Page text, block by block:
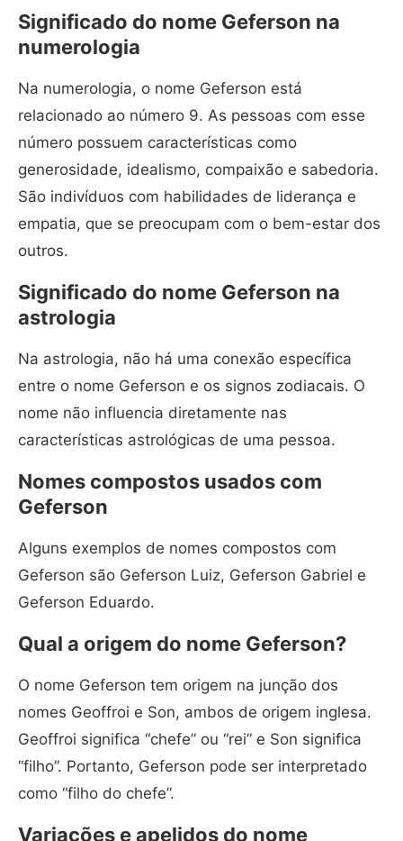
Significado do nome Geferson na
numerologia
Na numerologia, o nome Geferson está
relacionado ao número 9. As pessoas com esse
número possuem características como
generosidade, idealismo, compaixão e sabedoria.
São indivíduos com habilidades de liderança e
empatia, que se preocupam com o bem-estar dos
outros.
Significado do nome Geferson na
astrologia
Na astrologia, não há uma conexão específica
entre o nome Geferson e os signos zodiacais. O
nome não influencia diretamente nas
características astrológicas de uma pessoa.
Nomes compostos usados com
Geferson
Alguns exemplos de nomes compostos com
Geferson são Geferson Luiz, Geferson Gabriel e
Geferson Eduardo.
Qual a origem do nome Geferson?
O nome Geferson tem origem na junção dos
nomes Geoffroi e Son, ambos de origem inglesa.
Geoffroi significa “chefe” ou “rei” e Son significa
“filho”. Portanto, Geferson pode ser interpretado
como “filho do chefe”.
Variações e apelidos do nome